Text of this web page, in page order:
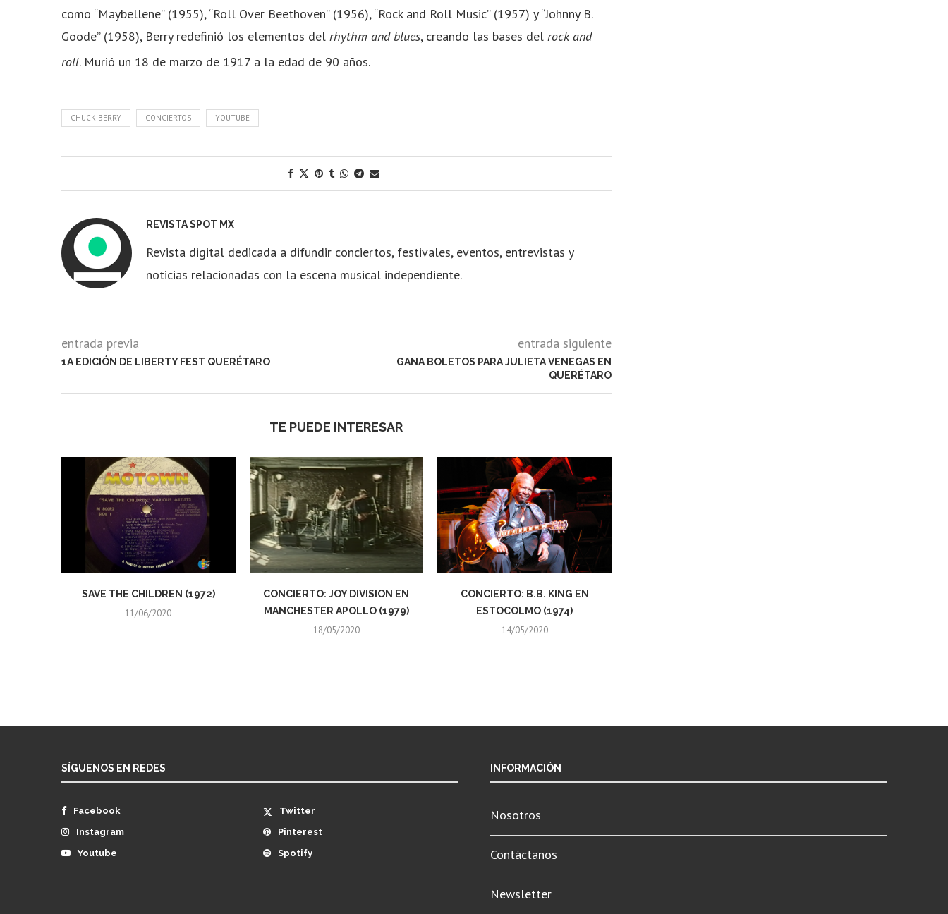
como “Maybellene” (1955), “Roll Over Beethoven” (1956), “Rock and Roll Music” (1957) y “Johnny B.
Goode” (1958), Berry redefinió los elementos del rhythm and blues, creando las bases del rock and
roll. Murió un 18 de marzo de 1917 a la edad de 90 años.
CHUCK BERRY CONCIERTOS YOUTUBE
REVISTA SPOT MX
Revista digital dedicada a difundir conciertos, festivales, eventos, entrevistas y
noticias relacionadas con la escena musical independiente.
entrada previa
1A EDICIÓN DE LIBERTY FEST QUERÉTARO
entrada siguiente
GANA BOLETOS PARA JULIETA VENEGAS EN
QUERÉTARO
TE PUEDE INTERESAR
SAVE THE CHILDREN (1972)
11/06/2020
CONCIERTO: JOY DIVISION EN
MANCHESTER APOLLO (1979)
18/05/2020
CONCIERTO: B.B. KING EN
ESTOCOLMO (1974)
14/05/2020
SÍGUENOS EN REDES
Facebook
Twitter
Instagram
Pinterest
Youtube
Spotify
INFORMACIÓN
Nosotros
Contáctanos
Newsletter